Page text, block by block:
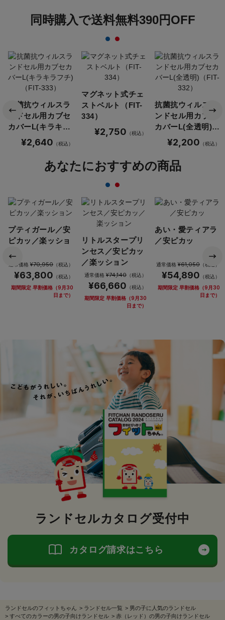
同時購入で送料無料390円OFF
抗菌抗ウィルスラ
ンドセル用カブセ
カバーL(キラキラ
フチ)（FIT-333）
¥2,640 （税込）
マグネット式チェ
ストベルト（FIT-
334）
¥2,750 （税込）
抗菌抗ウィルスラ
ンドセル用カブセ
カバーL(全透明)
（FIT-332）
¥2,200 （税込）
あなたにおすすめの商品
プティガール／安
ピカッ／楽ッショ
通常価格 ¥70,950 （税込）
¥63,800 （税込）
期間限定 早割価格（9月30
日まで）
リトルスタープリ
ンセス／安ピカッ
／楽ッション
通常価格 ¥74,140 （税込）
¥66,660 （税込）
期間限定 早割価格（9月30
日まで）
あい・愛ティアラ
／安ピカッ
通常価格 ¥61,050 （税込）
¥54,890 （税込）
期間限定 早割価格（9月30
日まで）
ランドセルカタログ受付中
カタログ請求はこちら
ランドセルのフィットちゃん > ランドセル一覧 > 男の子に人気のランドセル
> すべてのカラーの男の子向けランドセル > 赤（レッド）の男の子向けランドセル